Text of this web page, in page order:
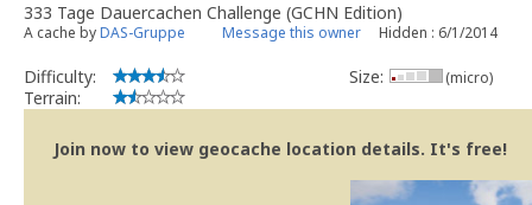
333 Tage Dauercachen Challenge (GCHN Edition)
A cache byDAS-Gruppe Message this owner Hidden : 6/1/2014
Difficulty:
Terrain:
Size: (micro)
Join now to view geocache location details. It's free!